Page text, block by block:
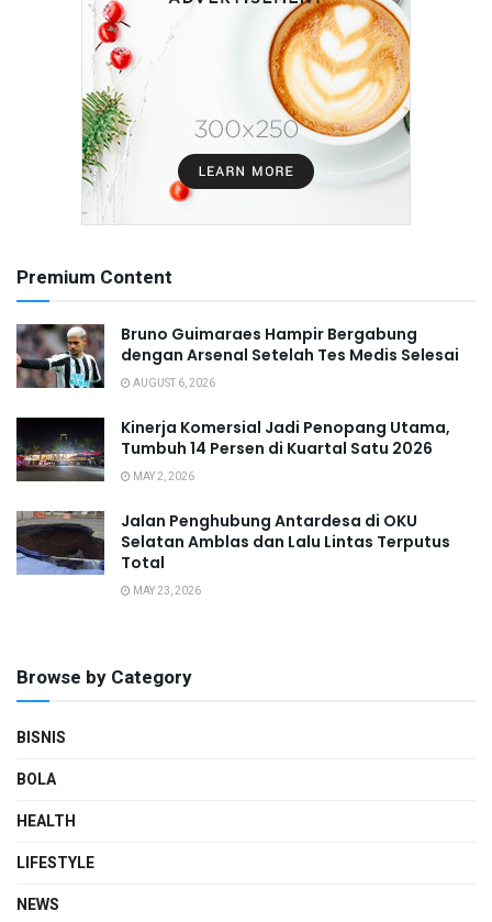
Premium Content
Bruno Guimaraes Hampir Bergabung
dengan Arsenal Setelah Tes Medis Selesai
AUGUST 6, 2026
Kinerja Komersial Jadi Penopang Utama,
Tumbuh 14 Persen di Kuartal Satu 2026
MAY 2, 2026
Jalan Penghubung Antardesa di OKU
Selatan Amblas dan Lalu Lintas Terputus
Total
MAY 23, 2026
Browse by Category
BISNIS
BOLA
HEALTH
LIFESTYLE
NEWS